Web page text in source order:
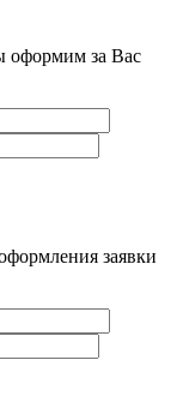
оформим за Вас
заявки